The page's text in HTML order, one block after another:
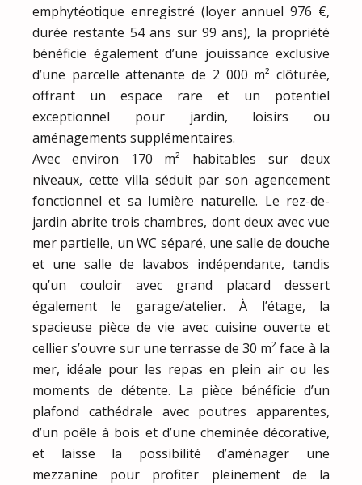
emphytéotique enregistré (loyer annuel 976 €,
durée restante 54 ans sur 99 ans), la propriété
bénéficie également d’une jouissance exclusive
d’une parcelle attenante de 2 000 m² clôturée,
offrant un espace rare et un potentiel
exceptionnel pour jardin, loisirs ou
aménagements supplémentaires.
Avec environ 170 m² habitables sur deux
niveaux, cette villa séduit par son agencement
fonctionnel et sa lumière naturelle. Le rez-de-
jardin abrite trois chambres, dont deux avec vue
mer partielle, un WC séparé, une salle de douche
et une salle de lavabos indépendante, tandis
qu’un couloir avec grand placard dessert
également le garage/atelier. À l’étage, la
spacieuse pièce de vie avec cuisine ouverte et
cellier s’ouvre sur une terrasse de 30 m² face à la
mer, idéale pour les repas en plein air ou les
moments de détente. La pièce bénéficie d’un
plafond cathédrale avec poutres apparentes,
d’un poêle à bois et d’une cheminée décorative,
et laisse la possibilité d’aménager une
mezzanine pour profiter pleinement de la